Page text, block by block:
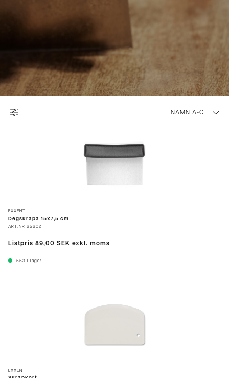
NAMN A-Ö
EXXENT
Degskrapa 15x7,5 cm
ART.NR 65602
Listpris 89,00 SEK exkl. moms
553 I lager
EXXENT